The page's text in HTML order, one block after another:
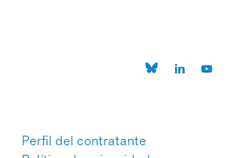
Perfil del contratante